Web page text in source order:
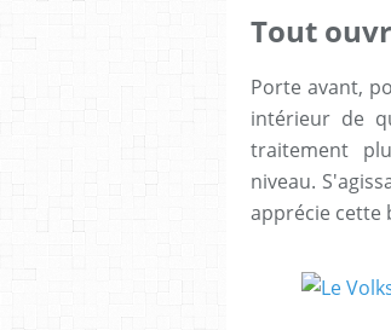
Tout
Porte avant,
intérieur de
traitement
niveau.
apprécie cette